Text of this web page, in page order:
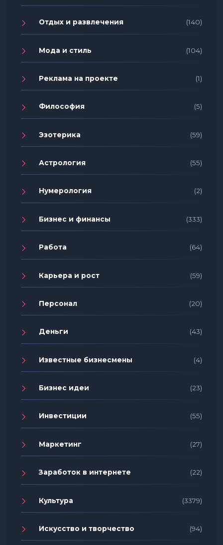
Отдых и развлечения (140)
Мода и стиль (104)
Реклама на проекте (1)
Философия (5)
Эзотерика (59)
Астрология (55)
Нумерология (2)
Бизнес и финансы (333)
Работа (64)
Карьера и рост (59)
Персонал (20)
Деньги (43)
Известные бизнесмены (4)
Бизнес идеи (23)
Инвестиции (55)
Маркетинг (27)
Заработок в интернете (22)
Культура (3379)
Искусство и творчество (94)